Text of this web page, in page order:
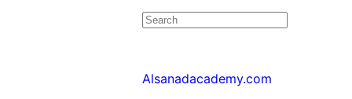
Alsanadacademy.com